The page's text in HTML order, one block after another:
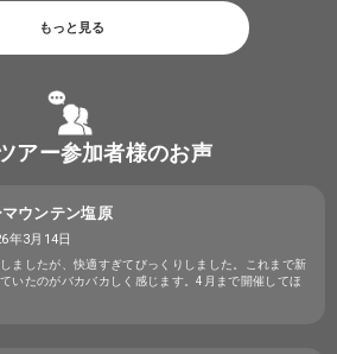
もっと見る
アー参加者様のお声
ウンテン塩原
年3月14日
ましたが、快適すぎてびっくりしました。これまで新
いたのがバカバカしく感じます。4月まで開催してほ